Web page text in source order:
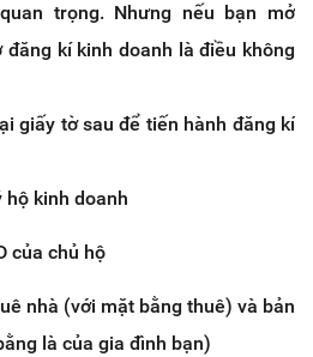
trọng. Nhưng nếu bạn mở
kí kinh doanh là điều không
giấy tờ sau để tiến hành đăng kí
hộ kinh doanh
của chủ hộ
nhà (với mặt bằng thuê) và bản
là của gia đình bạn)